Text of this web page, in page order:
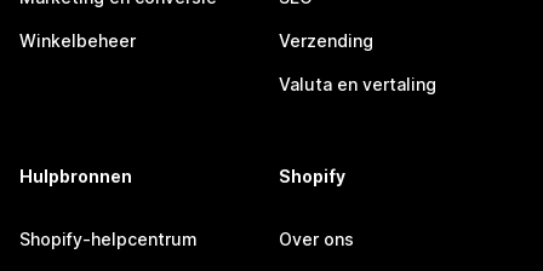
Winkelbeheer Verzending
Valuta en vertaling
Hulpbronnen
Shopify-helpcentrum
Shopify
Over ons